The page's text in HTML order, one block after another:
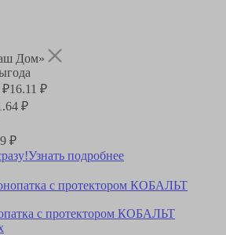
Дом»
₽16.11 ₽
₽
₽
Узнать подробнее
с протектором КОБАЛЬТ